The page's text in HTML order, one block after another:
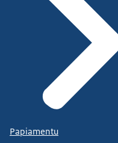
Papiamentu